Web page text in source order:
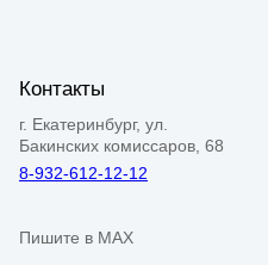
Контакты
г. Екатеринбург, ул.
Бакинских комиссаров, 68
8-932-612-12-12
Пишите в MAX